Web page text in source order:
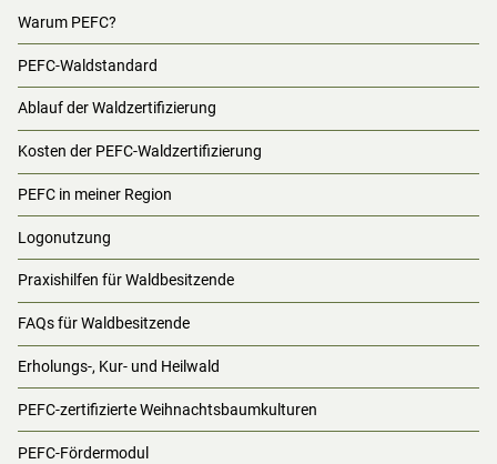
Warum PEFC?
PEFC-Waldstandard
Ablauf der Waldzertifizierung
Kosten der PEFC-Waldzertifizierung
PEFC in meiner Region
Logonutzung
Praxishilfen für Waldbesitzende
FAQs für Waldbesitzende
Erholungs-, Kur- und Heilwald
PEFC-zertifizierte Weihnachtsbaumkulturen
PEFC-Fördermodul